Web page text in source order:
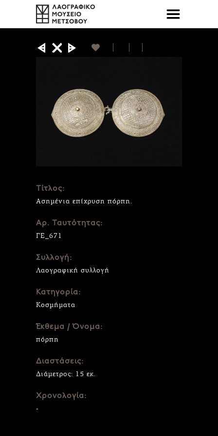
Τίτλος:
Ασημένια επίχρυση πόρπη.
Αρ. Ταυτότητας:
ΓΕ_671
Συλλογή:
Λαογραφική συλλογή
Κατηγορία:
Κοσμήματα
Έκθεμα / Όνομα:
πόρπη
Διαστάσεις:
Διάμετρος: 15 εκ.
Χρονολογία:
-